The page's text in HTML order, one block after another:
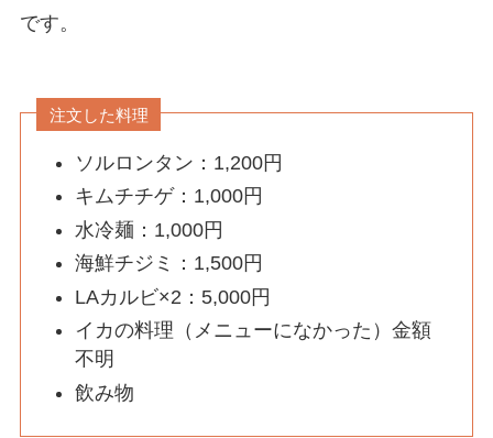
です。
注文した料理
ソルロンタン：1,200円
キムチチゲ：1,000円
水冷麺：1,000円
海鮮チジミ：1,500円
LAカルビ×2：5,000円
イカの料理（メニューになかった）金額
不明
飲み物